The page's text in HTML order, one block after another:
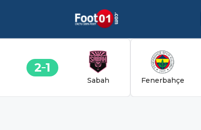
2 1
Sabah Fenerbahçe